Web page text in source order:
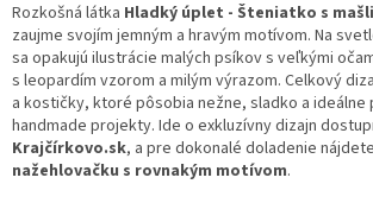
Rozkošná látka Hladký úplet - Šteniatko s
zaujme svojím jemným a hravým motívom. Na
sa opakujú ilustrácie malých psíkov s veľkými
s leopardím vzorom a milým výrazom. Celkový
a kostičky, ktoré pôsobia nežne, sladko a ideálne
handmade projekty. Ide o exkluzívny dizajn
Krajčírkovo.sk, a pre dokonalé doladenie
nažehlovačku s rovnakým motívom.